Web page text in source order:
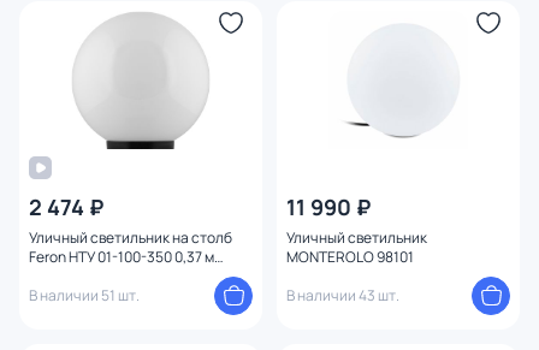
2 474 ₽
Уличный светильник на столб
Feron НТУ 01-100-350 0,37 м
В наличии 51 шт.
11 990 ₽
Уличный светильник
MONTEROLO 98101
В наличии 43 шт.